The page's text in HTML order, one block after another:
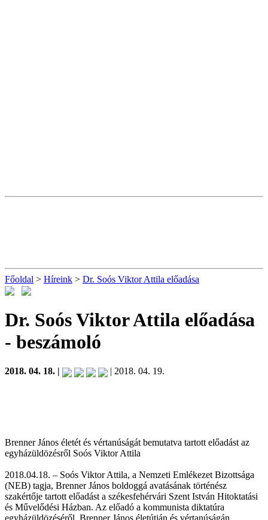
Főoldal > Híreink > Dr. Soós Viktor Attila előadása
Dr. Soós Viktor Attila előadása
- beszámoló
2018. 04. 18. | | 2018. 04. 19.
Brenner János életét és vértanúságát bemutatva tartott előadást az
egyházüldözésről Soós Viktor Attila
2018.04.18. – Soós Viktor Attila, a Nemzeti Emlékezet Bizottsága
(NEB) tagja, Brenner János boldoggá avatásának történész
szakértője tartott előadást a székesfehérvári Szent István Hitoktatási
és Művelődési Házban. Az előadó a kommunista diktatúra
egyházüldözéséről, Brenner János életútján és vértanúságán